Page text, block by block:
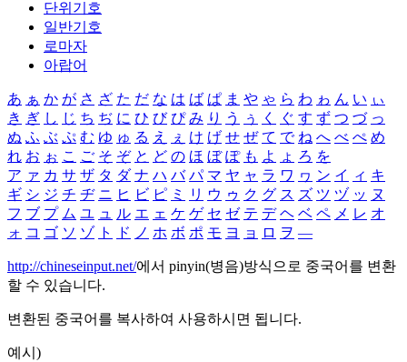
단위기호
일반기호
로마자
아랍어
あ ぁ か が さ ざ た だ な は ば ぱ ま や ゃ ら わ ゎ ん い ぃ
き ぎ し じ ち ぢ に ひ び ぴ み り う ぅ く ぐ す ず つ づ っ
ぬ ふ ぶ ぷ む ゆ ゅ る え ぇ け げ せ ぜ て で ね へ べ ぺ め
れ お ぉ こ ご そ ぞ と ど の ほ ぼ ぽ も よ ょ ろ を
ア ァ カ サ ザ タ ダ ナ ハ バ パ マ ヤ ャ ラ ワ ヮ ン イ ィ キ
ギ シ ジ チ ヂ ニ ヒ ビ ピ ミ リ ウ ゥ ク グ ス ズ ツ ヅ ッ ヌ
フ ブ プ ム ユ ュ ル エ ェ ケ ゲ セ ゼ テ デ ヘ ベ ペ メ レ オ
ォ コ ゴ ソ ゾ ト ド ノ ホ ボ ポ モ ヨ ョ ロ ヲ ―
http://chineseinput.net/에서 pinyin(병음)방식으로 중국어를 변환
할 수 있습니다.
변환된 중국어를 복사하여 사용하시면 됩니다.
예시)